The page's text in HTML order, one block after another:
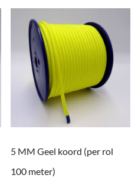
5 MM Geel koord (per rol
100 meter)